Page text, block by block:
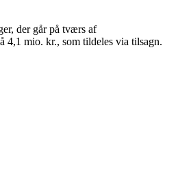
der går på tværs af
4,1 mio. kr., som tildeles via tilsagn.